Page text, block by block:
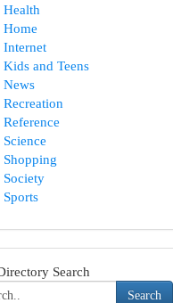
Health
Home
Internet
Kids and Teens
News
Recreation
Reference
Science
Shopping
Society
Sports
Search
Search